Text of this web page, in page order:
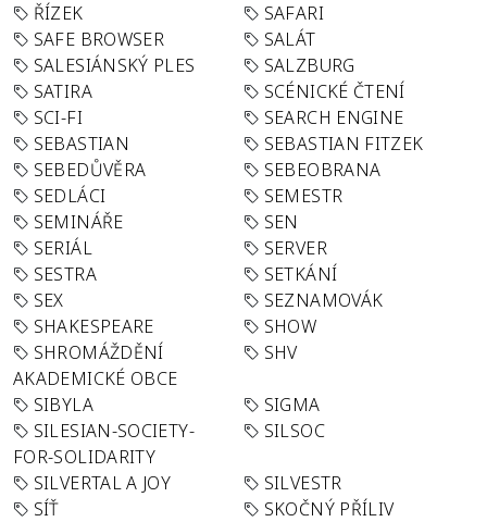
ŘÍZEK
SAFARI
SAFE BROWSER
SALÁT
SALESIÁNSKÝ PLES
SALZBURG
SATIRA
SCÉNICKÉ ČTENÍ
SCI-FI
SEARCH ENGINE
SEBASTIAN
SEBASTIAN FITZEK
SEBEDŮVĚRA
SEBEOBRANA
SEDLÁCI
SEMESTR
SEMINÁŘE
SEN
SERIÁL
SERVER
SESTRA
SETKÁNÍ
SEX
SEZNAMOVÁK
SHAKESPEARE
SHOW
SHROMÁŽDĚNÍ
AKADEMICKÉ OBCE
SHV
SIBYLA
SIGMA
SILESIAN-SOCIETY-
FOR-SOLIDARITY
SILSOC
SILVERTAL A JOY
SILVESTR
SÍŤ
SKOČNÝ PŘÍLIV